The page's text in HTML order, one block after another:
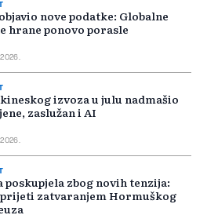
nove podatke: Globalne
hrane ponovo porasle
izvoza u julu nadmašio
zaslužan i AI
poskupjela zbog novih tenzija:
zatvaranjem Hormuškog